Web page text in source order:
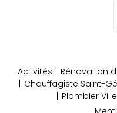
Activités
Rénovation
Chauffagiste Saint-
Plombier